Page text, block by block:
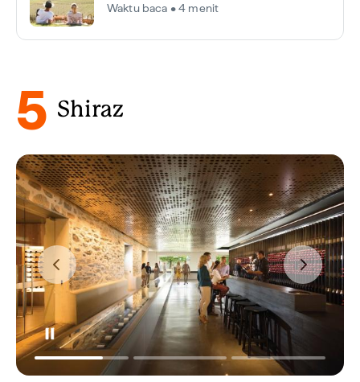
Waktu baca • 4 menit
5 Shiraz